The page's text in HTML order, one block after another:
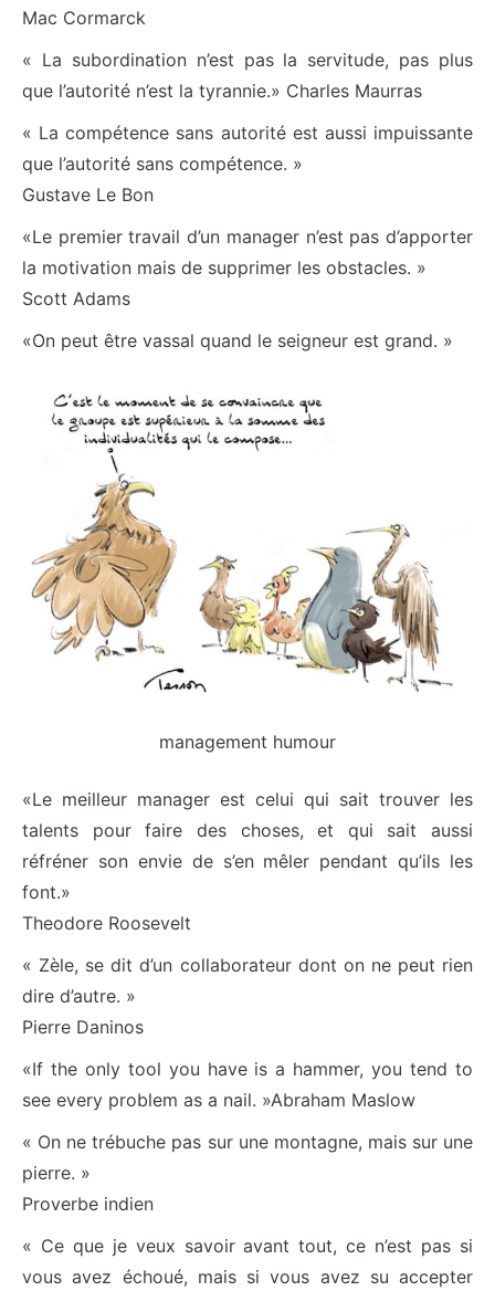
Mac Cormarck
« La subordination n’est pas la servitude, pas plus
que l’autorité n’est la tyrannie.» Charles Maurras
« La compétence sans autorité est aussi impuissante
que l’autorité sans compétence. »
Gustave Le Bon
«Le premier travail d’un manager n’est pas d’apporter
la motivation mais de supprimer les obstacles. »
Scott Adams
«On peut être vassal quand le seigneur est grand. »
management humour
«Le meilleur manager est celui qui sait trouver les
talents pour faire des choses, et qui sait aussi
réfréner son envie de s’en mêler pendant qu’ils les
font.»
Theodore Roosevelt
« Zèle, se dit d’un collaborateur dont on ne peut rien
dire d’autre. »
Pierre Daninos
«If the only tool you have is a hammer, you tend to
see every problem as a nail. »Abraham Maslow
« On ne trébuche pas sur une montagne, mais sur une
pierre. »
Proverbe indien
« Ce que je veux savoir avant tout, ce n’est pas si
vous avez échoué, mais si vous avez su accepter